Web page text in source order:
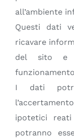
all’ambiente
Questi dati
ricavare
del sito e
I dati
ipotetici
potranno